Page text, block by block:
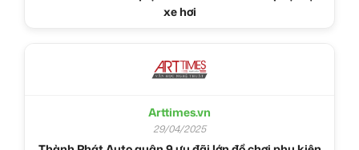
xe hơi
Arttimes.vn
29/04/2025